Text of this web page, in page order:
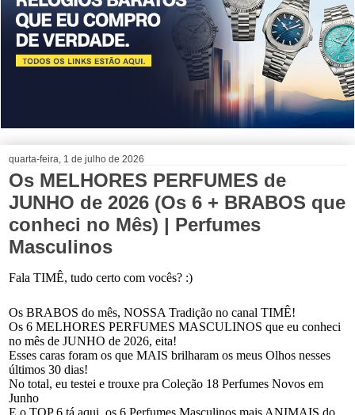
quarta-feira, 1 de julho de 2026
Os MELHORES PERFUMES de
JUNHO de 2026 (Os 6 + BRABOS que
conheci no Mês) | Perfumes
Masculinos
Fala TIMÊ, tudo certo com vocês? :)
Os BRABOS do mês, NOSSA Tradição no canal TIMÊ!
Os 6 MELHORES PERFUMES MASCULINOS que eu conheci
no mês de JUNHO de 2026, eita!
Esses caras foram os que MAIS brilharam os meus Olhos nesses
últimos 30 dias!
No total, eu testei e trouxe pra Coleção 18 Perfumes Novos em
Junho
E o TOP 6 tá aqui, os 6 Perfumes Masculinos mais ANIMAIS do